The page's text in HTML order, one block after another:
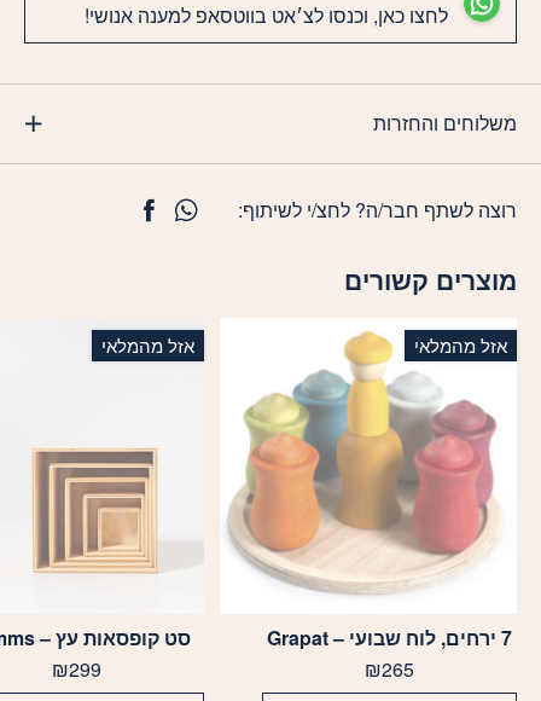
לחצו כאן, וכנסו לצ׳אט בווטסאפ למענה אנושי!
משלוחים והחזרות
רוצה לשתף חבר/ה? לחצ/י לשיתוף:
מוצרים קשורים
אזל מהמלאי
7 ירחים, לוח שבועי – Grapat
₪265
אזל מהמלאי
סט קופסאות עץ – Grimms
₪299